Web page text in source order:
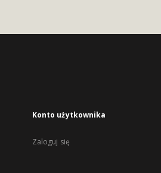
Konto użytkownika
Zaloguj się